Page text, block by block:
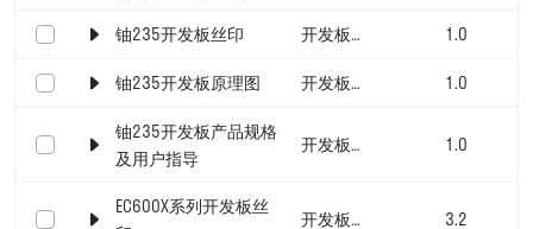
铀235开发板丝印 开发板文档
1.0
铀235开发板原理图
开发板文档
1.0
铀235开发板产品规格
及用户指导
开发板文档 1.0
EC600X系列开发板丝
开发板文档 3.2